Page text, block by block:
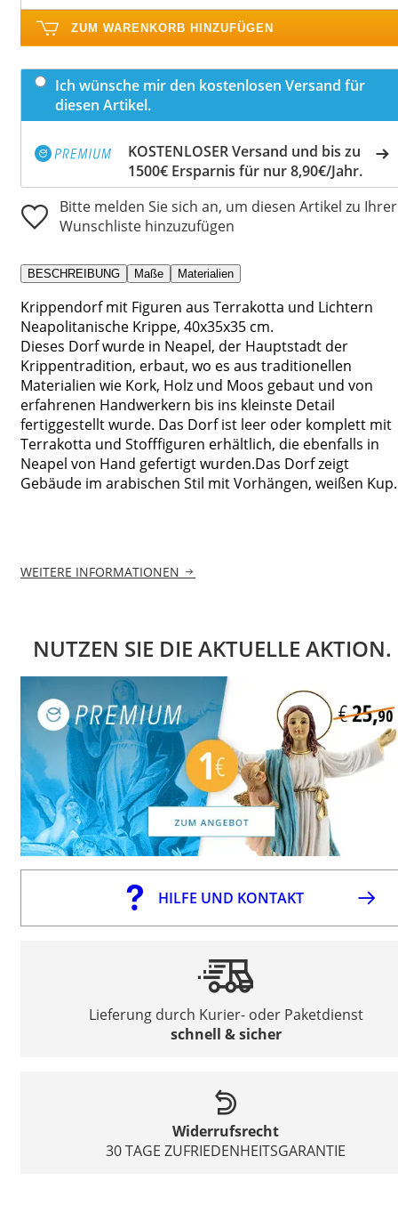
ZUM WARENKORB HINZUFÜGEN
Ich wünsche mir den kostenlosen Versand für
diesen Artikel.
KOSTENLOSER Versand und bis zu
1500€ Ersparnis für nur 8,90€/Jahr.
Bitte melden Sie sich an, um diesen Artikel zu Ihrer
Wunschliste hinzuzufügen
BESCHREIBUNG Maße Materialien
Krippendorf mit Figuren aus Terrakotta und Lichtern
Neapolitanische Krippe, 40x35x35 cm.
Dieses Dorf wurde in Neapel, der Hauptstadt der
Krippentradition, erbaut, wo es aus traditionellen
Materialien wie Kork, Holz und Moos gebaut und von
erfahrenen Handwerkern bis ins kleinste Detail
fertiggestellt wurde. Das Dorf ist leer oder komplett mit
Terrakotta und Stofffiguren erhältlich, die ebenfalls in
Neapel von Hand gefertigt wurden.Das Dorf zeigt
Gebäude im arabischen Stil mit Vorhängen, weißen
WEITERE INFORMATIONEN
NUTZEN SIE DIE AKTUELLE AKTION.
HILFE UND KONTAKT
Lieferung durch Kurier- oder Paketdienst
schnell & sicher
Widerrufsrecht
30 TAGE ZUFRIEDENHEITSGARANTIE